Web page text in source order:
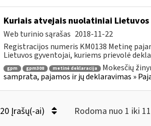
Kuriais atvejais nuolatiniai
Web turinio sąrašas 2018-11-22
Registracijos numeris KM0138 Metinę
Lietuvos gyventojai, kuriems prievolė
gpm gpm308 metinė deklaracija Mokesčių
samprata, pajamos ir jų deklaravimas »
20 Įrašų(-ai) Rodoma nuo 1 iki